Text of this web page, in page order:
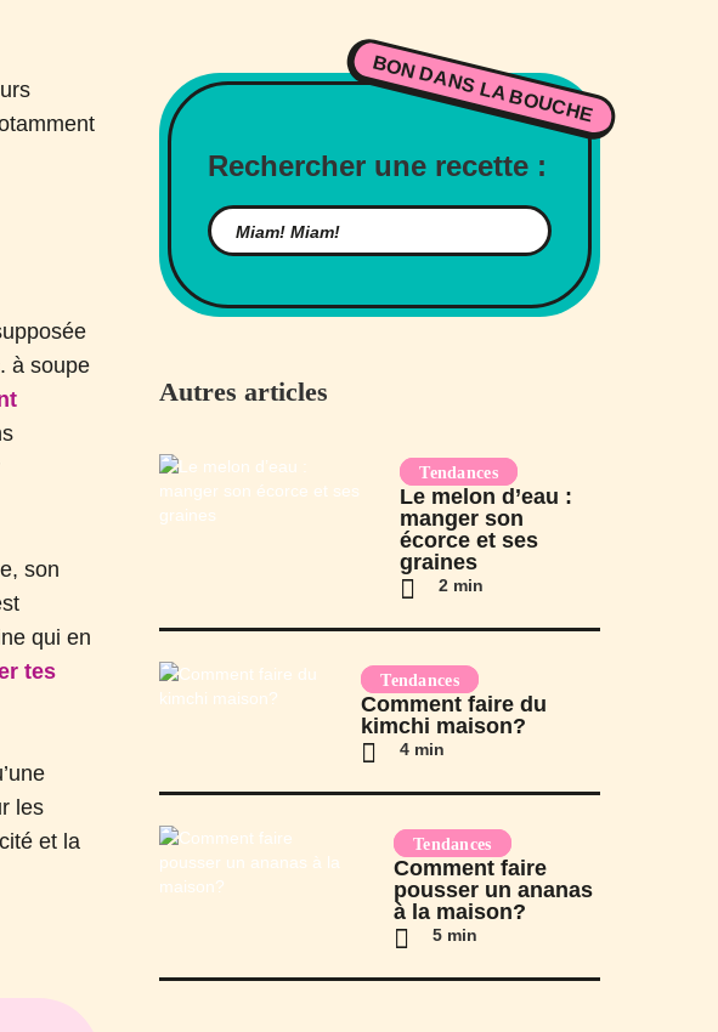
à soupe
son
qui en
tes
les
et la
BON DANS LA BOUCHE
Rechercher une recette :
Autres articles
Tendances
Le melon d’eau :
manger son
écorce et ses
graines
2 min
Tendances
Comment faire du
kimchi maison?
4 min
Tendances
Comment faire
pousser un ananas
à la maison?
5 min